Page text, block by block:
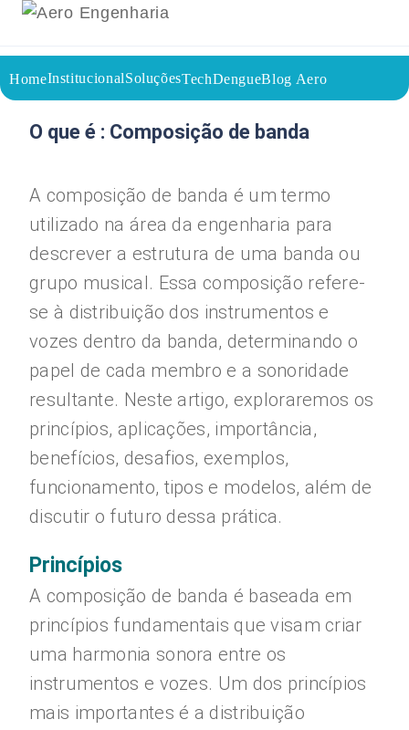
HomeInstitucionalSoluçõesTechDengueBlog Aero
26/07/2023
Voltar a página inicial do blog
O que é : Composição de banda
A composição de banda é um termo
utilizado na área da engenharia para
descrever a estrutura de uma banda ou
grupo musical. Essa composição refere-
se à distribuição dos instrumentos e
vozes dentro da banda, determinando o
papel de cada membro e a sonoridade
resultante. Neste artigo, exploraremos os
princípios, aplicações, importância,
benefícios, desafios, exemplos,
funcionamento, tipos e modelos, além de
discutir o futuro dessa prática.
Princípios
A composição de banda é baseada em
princípios fundamentais que visam criar
uma harmonia sonora entre os
instrumentos e vozes. Um dos princípios
mais importantes é a distribuição